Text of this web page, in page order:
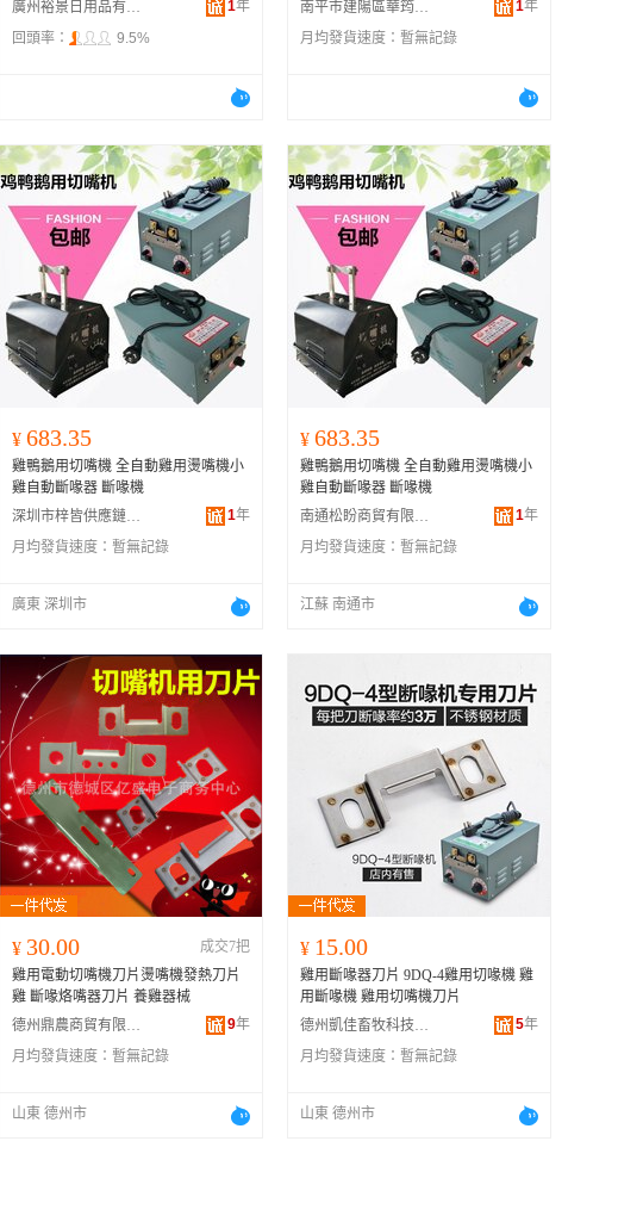
廣州裕景日用品有限公司
1年
回頭率：
9.5%
南平市建陽區華筠陽百貨商行
1年
月均發貨速度： 暫無記錄
¥ 683.35
雞鴨鵝用切嘴機 全自動雞用燙嘴機小
雞自動斷喙器 斷喙機
深圳市梓皆供應鏈有限公司
1年
月均發貨速度： 暫無記錄
廣東 深圳市
¥ 683.35
雞鴨鵝用切嘴機 全自動雞用燙嘴機小
雞自動斷喙器 斷喙機
南通松盼商貿有限公司
1年
月均發貨速度： 暫無記錄
江蘇 南通市
¥ 30.00
成交7把
雞用電動切嘴機刀片燙嘴機發熱刀片
雞 斷喙烙嘴器刀片 養雞器械
德州鼎農商貿有限公司
9年
月均發貨速度： 暫無記錄
山東 德州市
¥ 15.00
雞用斷喙器刀片 9DQ-4雞用切喙機 雞
用斷喙機 雞用切嘴機刀片
德州凱佳畜牧科技有限公司
5年
月均發貨速度： 暫無記錄
山東 德州市